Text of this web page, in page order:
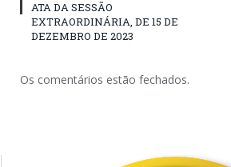
ATA DA SESSÃO
EXTRAORDINÁRIA, DE 15 DE
DEZEMBRO DE 2023
Os comentários estão fechados.